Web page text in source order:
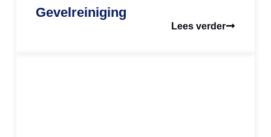
Gevelreiniging
Lees verder